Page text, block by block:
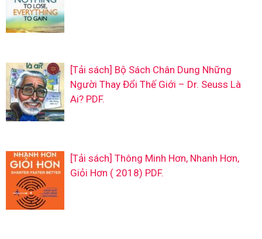
[Tải sách] Bộ Sách Chân Dung Những
Người Thay Đổi Thế Giới – Dr. Seuss Là
Ai? PDF.
[Tải sách] Thông Minh Hơn, Nhanh Hơn,
Giỏi Hơn ( 2018) PDF.